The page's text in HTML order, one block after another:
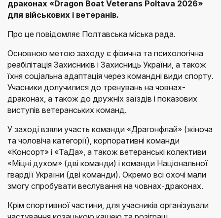
драконах «Dragon Boat Veterans Poltava 2026»
для військових і ветеранів.
Про це повідомляє Полтавська міська рада.
Основною метою заходу є фізична та психологічна
реабілітація Захисників і Захисниць України, а також
їхня соціальна адаптація через командні види спорту.
Учасники долучилися до тренувань на човнах-
драконах, а також до дружніх заїздів і показових
виступів ветеранських команд.
У заході взяли участь команди «Драгонфлай» (жіноча
та чоловіча категорії), корпоративні команди
«Консорт» і «ТаДа», а також ветеранські колективи
«Міцні духом» (дві команди) і команди Національної
гвардії України (дві команди). Окремо всі охочі мали
змогу спробувати веслування на човнах-драконах.
Крім спортивної частини, для учасників організували